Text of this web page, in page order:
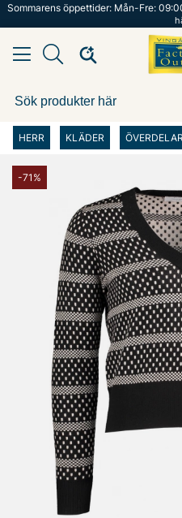
Sommarens öppettider: Mån-Fre:
HERR KLÄDER ÖVERDELAR
-71%